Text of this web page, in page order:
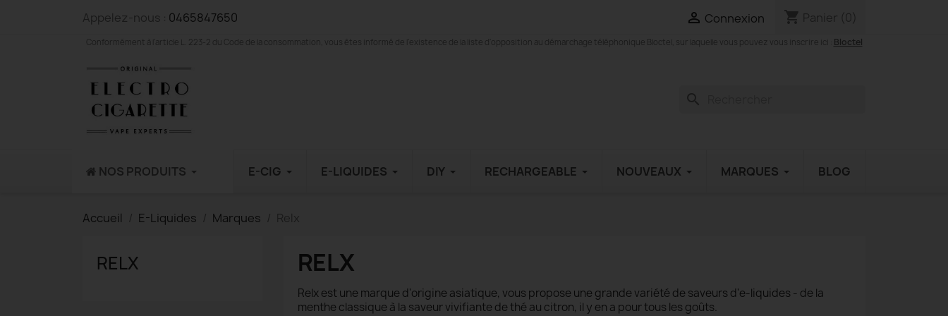
Appelez-nous : 0465847650  Connexion shopping_cart Panier (0)
Conformément à l'article L. 223-2 du Code de la consommation, vous êtes informé de l'existence de la liste d'opposition au démarchage téléphonique Bloctel, sur laquelle vous pouvez vous inscrire ici : Bloctel
search
NOS PRODUITS E-CIG E-LIQUIDES DIY RECHARGEABLE NOUVEAUX MARQUES BLOG
Accueil E-Liquides Marques Relx
RELX RELX
Relx est une marque d'origine asiatique, vous propose une grande variété de saveurs d'e-liquides - de la
menthe classique à la saveur vivifiante de thé au citron, il y en a pour tous les goûts.